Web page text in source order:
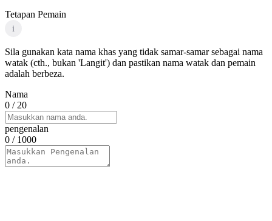
Tetapan Pemain
i
Sila gunakan kata nama khas yang tidak samar-samar sebagai nama
watak (cth., bukan 'Langit') dan pastikan nama watak dan pemain
adalah berbeza.
Nama
0 / 20
pengenalan
0 / 1000